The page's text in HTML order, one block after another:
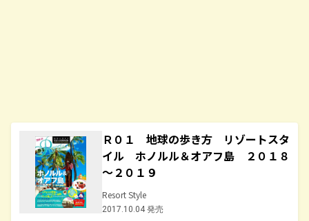
Ｒ０１ 地球の歩き方 リゾートスタ
イル ホノルル＆オアフ島 ２０１８
～２０１９
Resort Style
2017.10.04 発売